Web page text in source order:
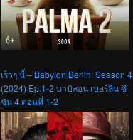
เร็วๆ นี้ – Babylon Berlin: Season 4
(2024) Ep.1-2 บาบิลอน เบอร์ลิน ซี
ซัน 4 ตอนที่ 1-2